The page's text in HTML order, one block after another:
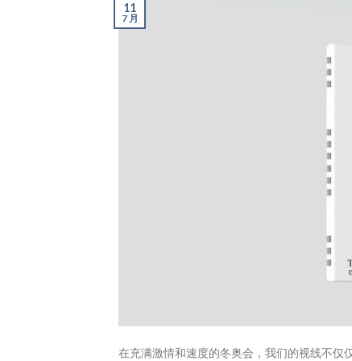
11
7 月
在充满激情和速度的冬奥会，我们的视线不